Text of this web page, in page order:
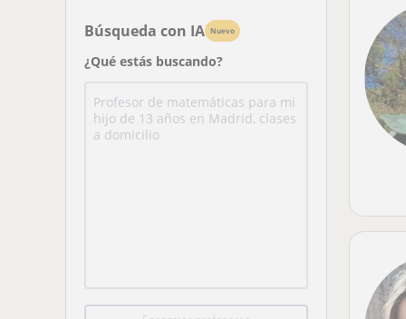
Búsqueda con IA Nuevo
¿Qué estás buscando?